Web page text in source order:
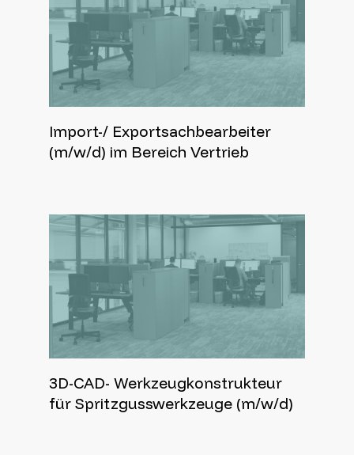
Import-/ Exportsachbearbeiter
(m/w/d) im Bereich Vertrieb
3D-CAD- Werkzeugkonstrukteur
für Spritzgusswerkzeuge (m/w/d)